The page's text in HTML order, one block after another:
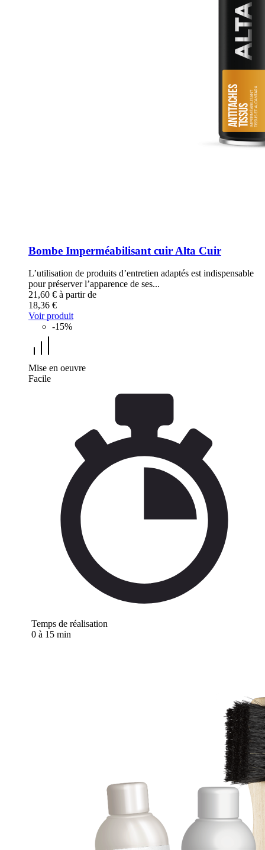
Bombe Imperméabilisant cuir Alta Cuir
L’utilisation de produits d’entretien adaptés est indispensable
pour préserver l’apparence de ses...
21,60 € à partir de
18,36 €
Voir produit
-15%
Mise en oeuvre
Facile
Temps de réalisation
0 à 15 min